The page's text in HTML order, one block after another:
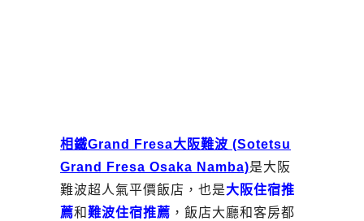
相鐵Grand Fresa大阪難波 (Sotetsu
Grand Fresa Osaka Namba)是大阪
難波超人氣平價飯店，也是大阪住宿推
薦和難波住宿推薦 ，飯店大廳和客房都